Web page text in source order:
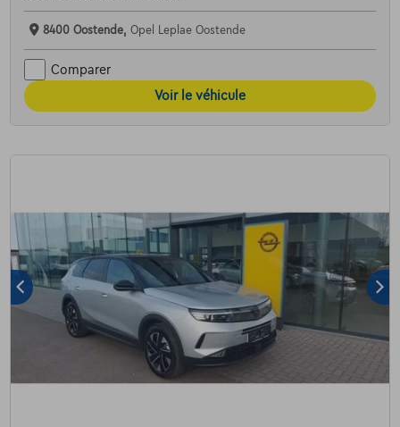
8400 Oostende, Opel Leplae Oostende
Comparer
Voir le véhicule